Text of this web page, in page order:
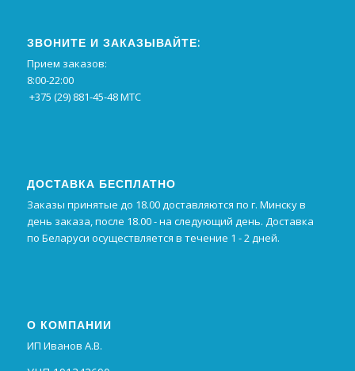
ЗВОНИТЕ И ЗАКАЗЫВАЙТЕ:
Прием заказов:
8:00-22:00
+375 (29) 881-45-48 МТС
ДОСТАВКА БЕСПЛАТНО
Заказы принятые до 18.00 доставляются по г. Минску в
день заказа, после 18.00 - на следующий день. Доставка
по Беларуси осуществляется в течение 1 - 2 дней.
О КОМПАНИИ
ИП Иванов А.В.